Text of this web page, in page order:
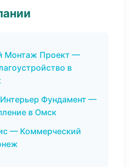
Монтаж Проект —
в
Фундамент —
в Омск
— Коммерческий